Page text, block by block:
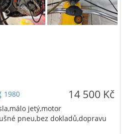
14 500 Kč
1980
jetý,motor
pneu,bez dokladů,dopravu